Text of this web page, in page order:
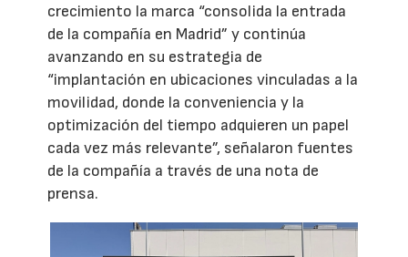
crecimiento la marca “consolida la entrada
de la compañía en Madrid” y continúa
avanzando en su estrategia de
“implantación en ubicaciones vinculadas a la
movilidad, donde la conveniencia y la
optimización del tiempo adquieren un papel
cada vez más relevante”, señalaron fuentes
de la compañía a través de una nota de
prensa.